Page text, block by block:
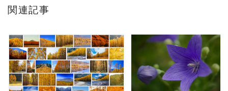
関連記事
READ MORE READ MORE